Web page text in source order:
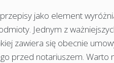
jako element
Jednym z
zawiera się obecnie
przed notariuszem. Warto